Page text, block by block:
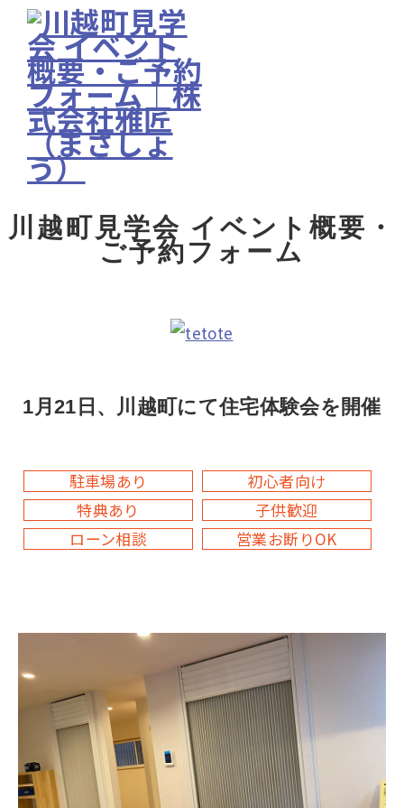
川越町見学会 イベント概要・
ご予約フォーム
1月21日、川越町にて住宅体験会を開催
駐車場あり
初心者向け
特典あり
子供歓迎
ローン相談
営業お断りOK